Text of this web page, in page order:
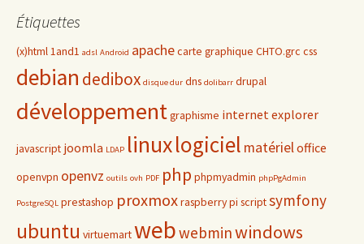
Étiquettes
(x)html1and1 adsl Android apachecarte graphique CHTO.grc css
debian dedibox disque dur dns dolibarr drupal
développementgraphisme internet explorer
javascript joomla LDAP linuxlogiciel matérieloffice
openvpn openvz outils ovh PDF php phpmyadmin phpPgAdmin
PostgreSQL prestashop proxmoxraspberry pi scriptsymfony
ubuntu virtuemartwebwebminwindows